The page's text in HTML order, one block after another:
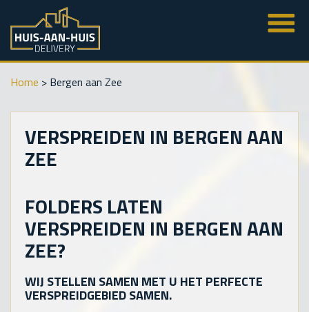
Home > Bergen aan Zee
VERSPREIDEN IN BERGEN AAN
ZEE
FOLDERS LATEN
VERSPREIDEN IN BERGEN AAN
ZEE?
WIJ STELLEN SAMEN MET U HET PERFECTE
VERSPREIDGEBIED SAMEN.